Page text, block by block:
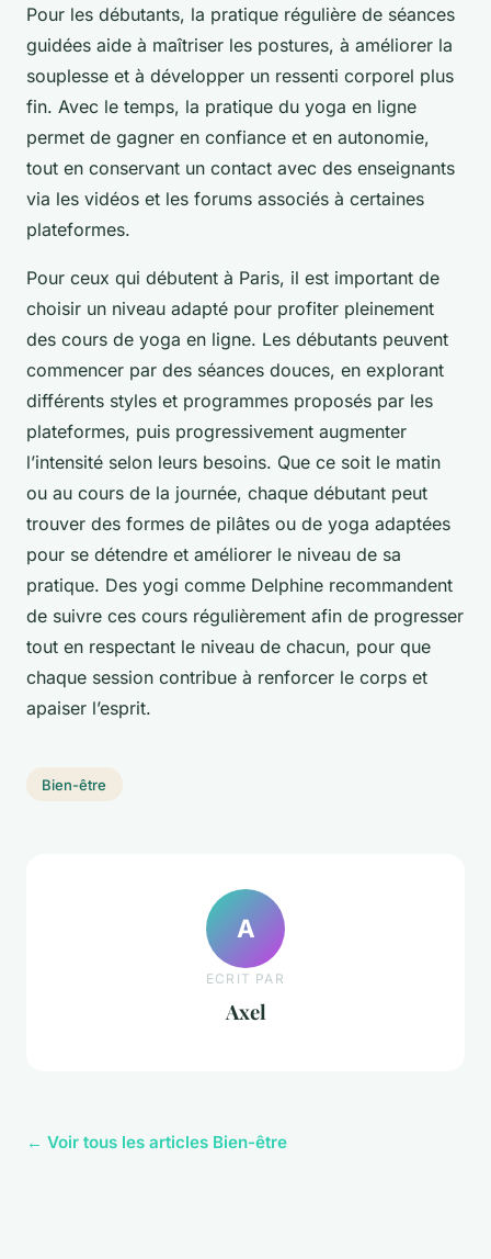
Pour les débutants, la pratique régulière de séances
guidées aide à maîtriser les postures, à améliorer la
souplesse et à développer un ressenti corporel plus
fin. Avec le temps, la pratique du yoga en ligne
permet de gagner en confiance et en autonomie,
tout en conservant un contact avec des enseignants
via les vidéos et les forums associés à certaines
plateformes.
Pour ceux qui débutent à Paris, il est important de
choisir un niveau adapté pour profiter pleinement
des cours de yoga en ligne. Les débutants peuvent
commencer par des séances douces, en explorant
différents styles et programmes proposés par les
plateformes, puis progressivement augmenter
l’intensité selon leurs besoins. Que ce soit le matin
ou au cours de la journée, chaque débutant peut
trouver des formes de pilâtes ou de yoga adaptées
pour se détendre et améliorer le niveau de sa
pratique. Des yogi comme Delphine recommandent
de suivre ces cours régulièrement afin de progresser
tout en respectant le niveau de chacun, pour que
chaque session contribue à renforcer le corps et
apaiser l’esprit.
Bien-être
A
ECRIT PAR
Axel
← Voir tous les articles Bien-être